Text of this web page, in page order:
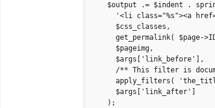
$output .= $indent .
'<li class="%s"><a
      $css_classes,
get_permalink( $page-
      $pageimg,
      $args['link_before'],
/** This filter is
apply_filters(
      $args['link_after']
    );